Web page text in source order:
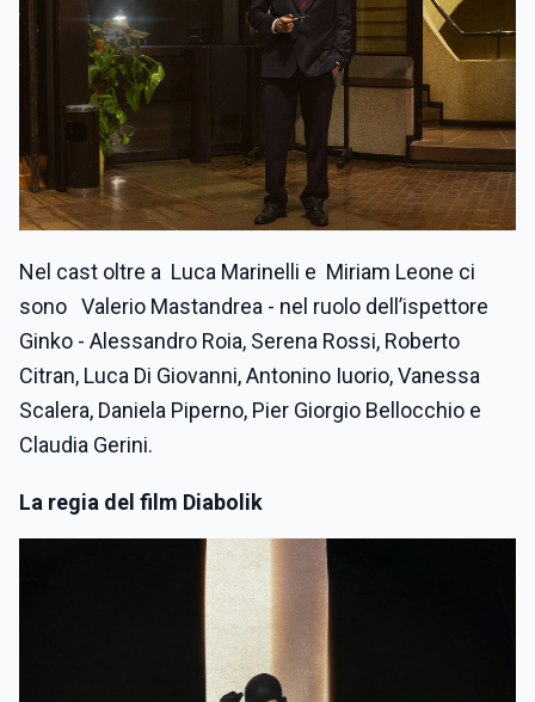
Nel cast oltre a Luca Marinelli e Miriam Leone ci
sono Valerio Mastandrea - nel ruolo dell’ispettore
Ginko - Alessandro Roia, Serena Rossi, Roberto
Citran, Luca Di Giovanni, Antonino Iuorio, Vanessa
Scalera, Daniela Piperno, Pier Giorgio Bellocchio e
Claudia Gerini.
La regia del film Diabolik